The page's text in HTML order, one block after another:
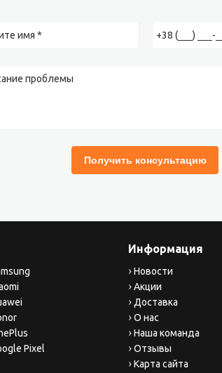
Pixel
Информация
Новости
Акции
Доставка
О нас
Наша команда
Отзывы
Карта сайта